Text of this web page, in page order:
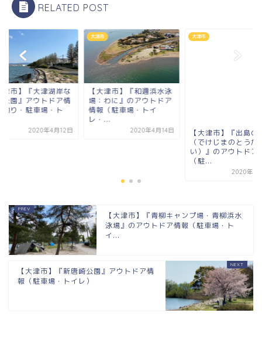
RELATED POST
津市】『大津湖岸な
公園』アウトドア情
釣り・駐車場・ト
2020年4月12日
大津市
【大津市】『和邇浜水泳
場：わに』のアウトドア
情報（駐車場・トイ
レ・...
2020年4月14日
大津市
2020年4
【大津市】『青柳キャンプ場・青柳浜水
泳場』のアウトドア情報（駐車場・ト
イ...
【大津市】『新唐崎公園』アウトドア情
報（駐車場・トイレ）